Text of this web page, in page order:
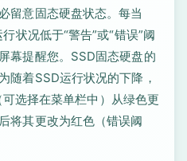
留意固态硬盘状态。每当
状况低于“警告”或“错误”阈
幕提醒您。SSD固态硬盘的
随着SSD运行状况的下降，
选择在菜单栏中）从绿色更
将其更改为红色（错误阈